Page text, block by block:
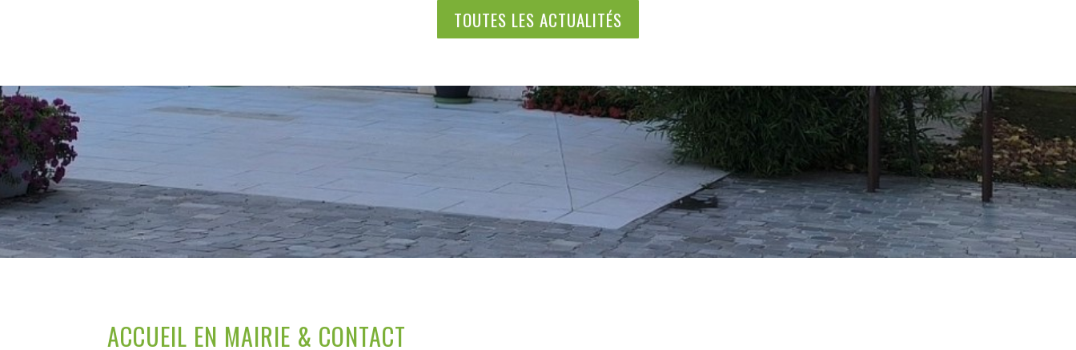
TOUTES LES ACTUALITÉS
ACCUEIL EN MAIRIE & CONTACT